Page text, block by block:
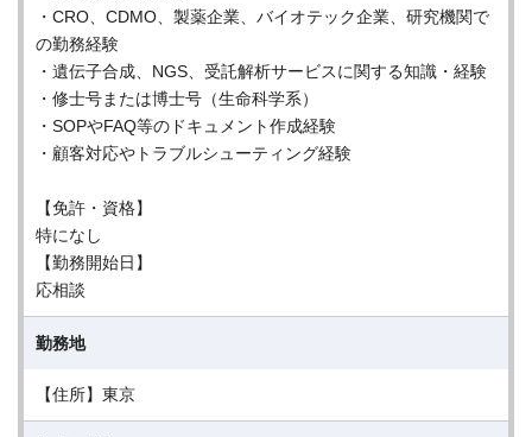
・CRO、CDMO、製薬企業、バイオテック企業、研究機関で
の勤務経験
・遺伝子合成、NGS、受託解析サービスに関する知識・経験
・修士号または博士号（生命科学系）
・SOPやFAQ等のドキュメント作成経験
・顧客対応やトラブルシューティング経験
【免許・資格】
特になし
【勤務開始日】
応相談
勤務地
【住所】東京